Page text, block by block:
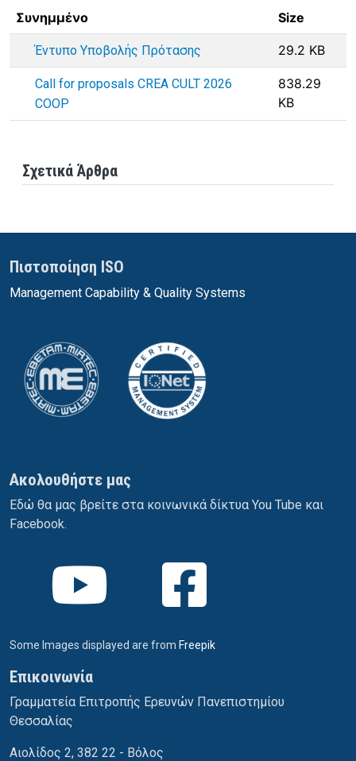
Συνημμένο
Size
Έντυπο Υποβολής Πρότασης 29.2 KB
Call for proposals CREA CULT 2026
COOP
838.29
KB
Σχετικά Άρθρα
Πιστοποίηση ISO
Management Capability & Quality Systems
Ακολουθήστε μας
Εδώ θα μας βρείτε στα κοινωνικά δίκτυα You Tube και
Facebook.
Some Images displayed are from Freepik
Επικοινωνία
Γραμματεία Επιτροπής Ερευνών Πανεπιστημίου
Θεσσαλίας
Αιολίδος 2, 382 22 - Βόλος